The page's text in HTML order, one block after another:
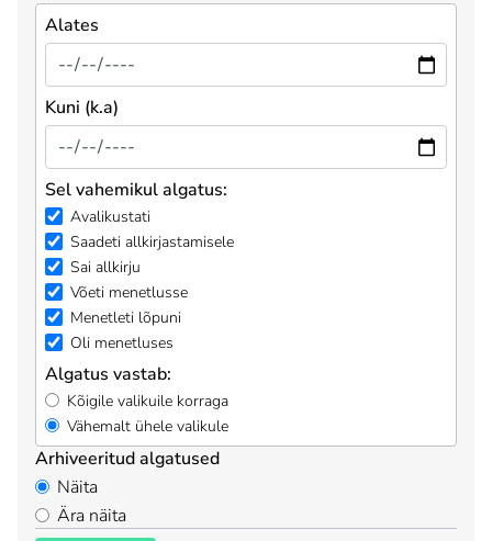
Alates
Kuni (k.a)
Sel vahemikul algatus:
Avalikustati
Saadeti allkirjastamisele
Sai allkirju
Võeti menetlusse
Menetleti lõpuni
Oli menetluses
Algatus vastab:
Kõigile valikuile korraga
Vähemalt ühele valikule
Arhiveeritud algatused
Näita
Ära näita